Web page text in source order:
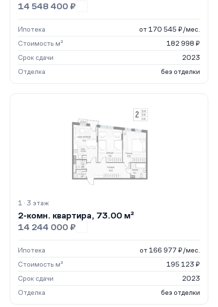
14 548 400 ₽
Ипотека
от 170 545 ₽/мес.
Стоимость м²
182 998 ₽
Срок сдачи
2023
Отделка
без отделки
1 · 3 этаж
2-комн. квартира, 73.00 м²
14 244 000 ₽
Ипотека
от 166 977 ₽/мес.
Стоимость м²
195 123 ₽
Срок сдачи
2023
Отделка
без отделки